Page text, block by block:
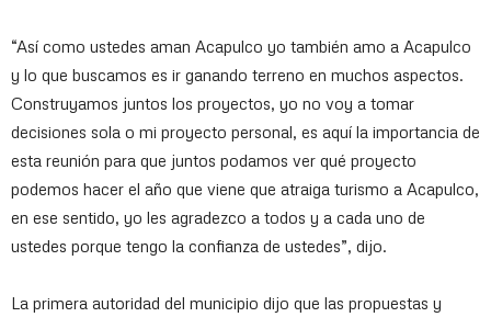
“Así como ustedes aman Acapulco yo también amo a Acapulco
y lo que buscamos es ir ganando terreno en muchos aspectos.
Construyamos juntos los proyectos, yo no voy a tomar
decisiones sola o mi proyecto personal, es aquí la importancia de
esta reunión para que juntos podamos ver qué proyecto
podemos hacer el año que viene que atraiga turismo a Acapulco,
en ese sentido, yo les agradezco a todos y a cada uno de
ustedes porque tengo la confianza de ustedes”, dijo.
La primera autoridad del municipio dijo que las propuestas y